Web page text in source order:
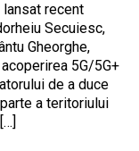
lansat recent
Secuiesc,
Gheorghe,
5G/5G+
de a duce
a teritoriului